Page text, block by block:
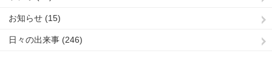
お知らせ (15)
日々の出来事 (246)